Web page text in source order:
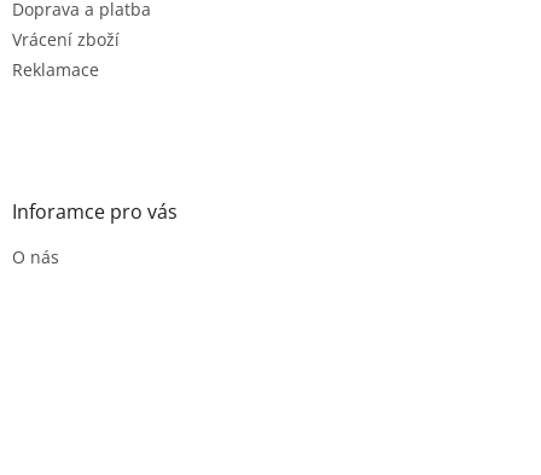
Doprava a platba
Vrácení zboží
Reklamace
Inforamce pro vás
O nás